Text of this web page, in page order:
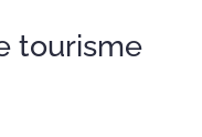
tourisme